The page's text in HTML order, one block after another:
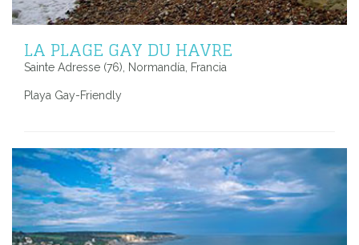
LA PLAGE GAY DU HAVRE
Sainte Adresse (76), Normandía, Francia
Playa Gay-Friendly